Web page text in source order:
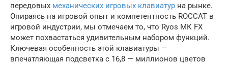
передовых механических игровых клавиатур на рынке.
Опираясь на игровой опыт и компетентность ROCCAT в
игровой индустрии, мы отмечаем то, что Ryos МК FX
может похвастаться удивительным набором функций.
Ключевая особенность этой клавиатуры —
впечатляющая подсветка с 16,8 — миллионов цветов